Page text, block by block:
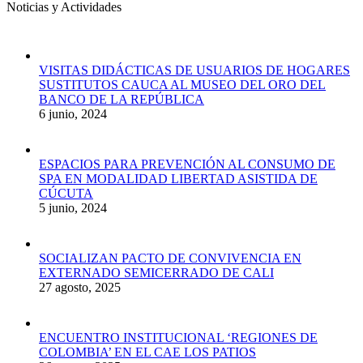
Noticias y Actividades
VISITAS DIDÁCTICAS DE USUARIOS DE HOGARES
SUSTITUTOS CAUCA AL MUSEO DEL ORO DEL
BANCO DE LA REPÚBLICA
6 junio, 2024
ESPACIOS PARA PREVENCIÓN AL CONSUMO DE
SPA EN MODALIDAD LIBERTAD ASISTIDA DE
CÚCUTA
5 junio, 2024
SOCIALIZAN PACTO DE CONVIVENCIA EN
EXTERNADO SEMICERRADO DE CALI
27 agosto, 2025
ENCUENTRO INSTITUCIONAL ‘REGIONES DE
COLOMBIA’ EN EL CAE LOS PATIOS